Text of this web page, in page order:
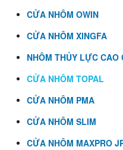
CỬA NHÔM OWIN
CỬA NHÔM XINGFA
NHÔM THỦY LỰC CAO
CỬA NHÔM TOPAL
CỬA NHÔM PMA
CỬA NHÔM SLIM
CỬA NHÔM MAXPRO